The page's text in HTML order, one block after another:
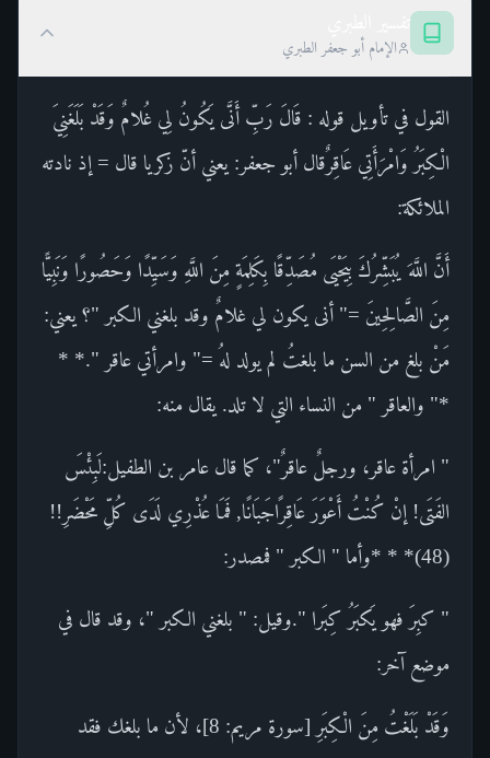
الإمام أبو جعفر الطبري
القول في تأويل قوله : قَالَ رَبِّ أَنَّى يَكُونُ لِي غُلامٌ وَقَدْ بَلَغَنِيَ
الْكِبَرُ وَامْرَأَتِي عَاقِرٌقال أبو جعفر: يعني أنّ زكريا قال = إذ نادته
الملائكة:
أَنَّ اللَّهَ يُبَشِّرُكَ بِيَحْيَى مُصَدِّقًا بِكَلِمَةٍ مِنَ اللَّهِ وَسَيِّدًا وَحَصُورًا وَنَبِيًّا
مِنَ الصَّالِحِينَ =" أنى يكون لي غلامٌ وقد بلغني الكبر "؟ يعني:
مَنْ بلغ من السن ما بلغتُ لم يولد لهُ =" وامرأتي عاقر ".* *
*" والعاقر " من النساء التي لا تلد. يقال منه:
" امرأة عاقر، ورجلٌ عاقرٌ"، كما قال عامر بن الطفيل:لَبِئْسَ
الفَتَى! إنْ كُنْتُ أَعْوَرَ عَاقِرًاجَبَانًا, فَمَا عُذْرِي لَدَى كُلِّ مَحْضَرِ!!
(48)* * *وأما " الكبر " فمصدر:
" كبِرَ فهو يَكبَرُ كِبَرا ".وقيل: " بلغني الكبر "، وقد قال في
موضع آخر:
وَقَدْ بَلَغْتُ مِنَ الْكِبَرِ [سورة مريم: 8]، لأن ما بلغك فقد